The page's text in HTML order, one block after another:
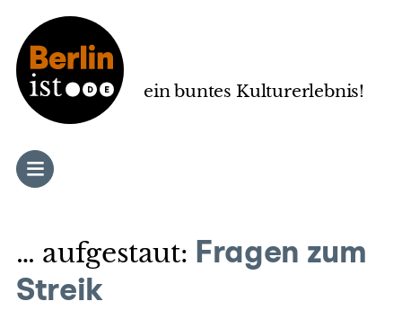
ein buntes Kulturerlebnis!
… aufgestaut: Fragen zum
Streik